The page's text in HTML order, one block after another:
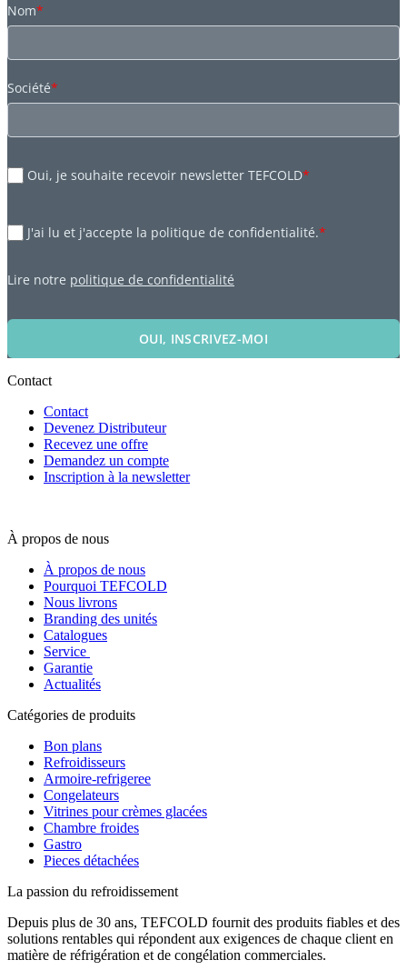
Nom*
Société*
Oui, je souhaite recevoir newsletter TEFCOLD*
J'ai lu et j'accepte la politique de confidentialité.*
Lire notre politique de confidentialité
OUI, INSCRIVEZ-MOI
Contact
Contact
Devenez Distributeur
Recevez une offre
Demandez un compte
Inscription à la newsletter
À propos de nous
À propos de nous
Pourquoi TEFCOLD
Nous livrons
Branding des unités
Catalogues
Service
Garantie
Actualités
Catégories de produits
Bon plans
Refroidisseurs
Armoire-refrigeree
Congelateurs
Vitrines pour crèmes glacées
Chambre froides
Gastro
Pieces détachées
La passion du refroidissement
Depuis plus de 30 ans, TEFCOLD fournit des produits fiables et des
solutions rentables qui répondent aux exigences de chaque client en
matière de réfrigération et de congélation commerciales.